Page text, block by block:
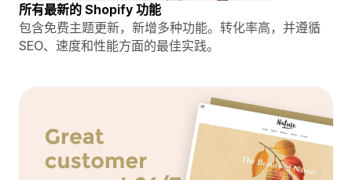
所有最新的 Shopify 功能
包含免费主题更新，新增多种功能。转化率高，并遵循
SEO、速度和性能方面的最佳实践。